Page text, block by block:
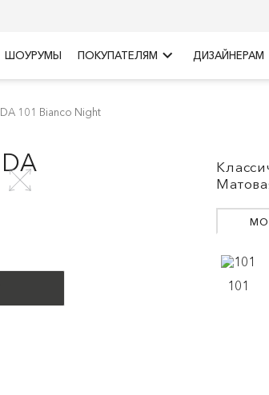
ШОУРУМЫ ПОКУПАТЕЛЯМ keyboard_arrow_right ДИЗАЙНЕРАМ
101 Bianco Night
101